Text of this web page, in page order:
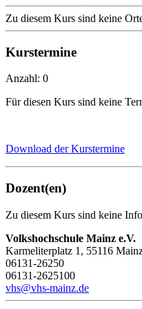
Zu diesem Kurs sind keine
Kurstermine
Anzahl: 0
Für diesen Kurs sind keine
Download der Kurstermine
Dozent(en)
Zu diesem Kurs sind keine
Volkshochschule Mainz e.V.
Karmeliterplatz 1, 55116
06131-26250
06131-2625100
vhs@vhs-mainz.de